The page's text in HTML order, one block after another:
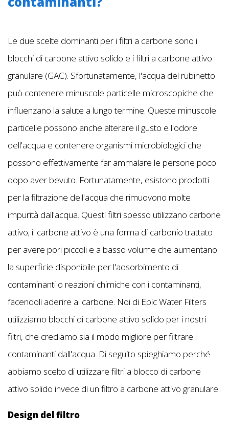
Le due scelte dominanti per i filtri a carbone sono i
blocchi di carbone attivo solido e i filtri a carbone attivo
granulare (GAC). Sfortunatamente, l'acqua del rubinetto
può contenere minuscole particelle microscopiche che
influenzano la salute a lungo termine. Queste minuscole
particelle possono anche alterare il gusto e l'odore
dell'acqua e contenere organismi microbiologici che
possono effettivamente far ammalare le persone poco
dopo aver bevuto. Fortunatamente, esistono prodotti
per la filtrazione dell'acqua che rimuovono molte
impurità dall'acqua. Questi filtri spesso utilizzano carbone
attivo; il carbone attivo è una forma di carbonio trattato
per avere pori piccoli e a basso volume che aumentano
la superficie disponibile per l'adsorbimento di
contaminanti o reazioni chimiche con i contaminanti,
facendoli aderire al carbone. Noi di Epic Water Filters
utilizziamo blocchi di carbone attivo solido per i nostri
filtri, che crediamo sia il modo migliore per filtrare i
contaminanti dall'acqua. Di seguito spieghiamo perché
abbiamo scelto di utilizzare filtri a blocco di carbone
attivo solido invece di un filtro a carbone attivo granulare.
Design del filtro